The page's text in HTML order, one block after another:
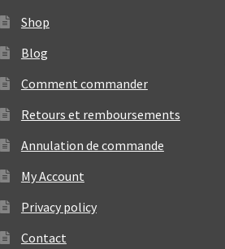
Shop
Blog
Comment commander
Retours et remboursements
Annulation de commande
My Account
Privacy policy
Contact